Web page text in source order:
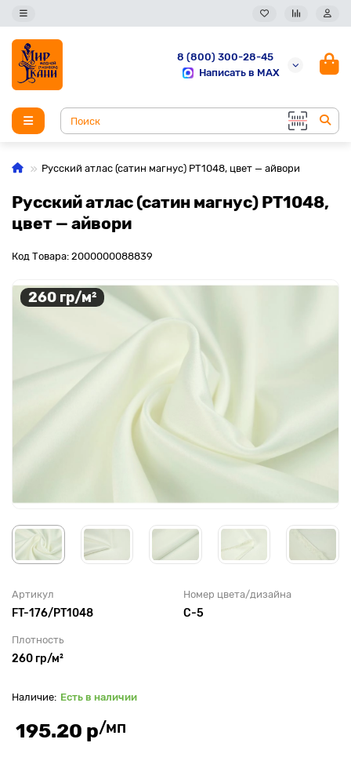
8 (800) 300-28-45
Написать в MAX
Русский атлас (сатин магнус) PT1048, цвет — айвори
Русский атлас (сатин магнус) PT1048,
цвет — айвори
Код Товара: 2000000088839
260 гр/м²
Артикул
FT-176/PT1048
Номер цвета/дизайна
C-5
Плотность
260 гр/м²
Есть в наличии
195.20 р/мп